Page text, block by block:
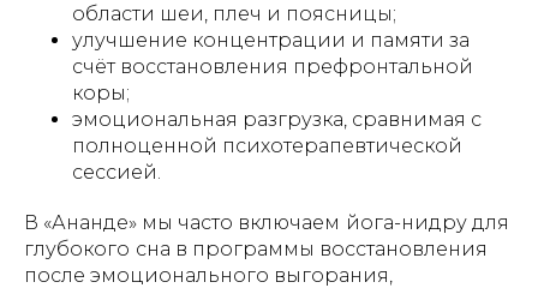
области шеи, плеч и поясницы;
улучшение концентрации и памяти за
счёт восстановления префронтальной
коры;
эмоциональная разгрузка, сравнимая с
полноценной психотерапевтической
сессией.
В «Ананде» мы часто включаем йога-нидру для
глубокого сна в программы восстановления
после эмоционального выгорания